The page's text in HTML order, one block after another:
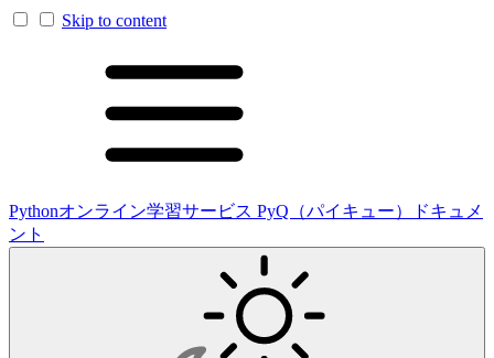
Skip to content
Pythonオンライン学習サービス PyQ（パイキュー）ドキュメ
ント